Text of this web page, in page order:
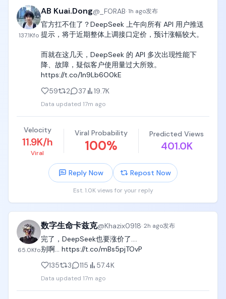
际价值。
3）组织整合
彩，强化统一指挥。之前DeepMind还是独立性更强，
调整后劈柴能更直接的把控，跟谷歌业务融合的可能
也更好。
再面临激烈的竞争下，大公司天然倾向首先调整组织
架构。“事为先、但人为重”好的组织架构能迸发强大能
量。
这也标志着谷歌AI组织从“研究驱动+整合”向“战略AGI
导向+强产品执行”的再平衡。
本条由@bitget_zh赞助，「Bitget 买美股：秒级入
场，丝滑交易 」
137.1Kfo
AB Kuai.Dong@ _FORAB·1h ago发布
官方扛不住了？DeepSeek 上午向所有 API 用户推送
提示，将于近期整体上调接口定价，预计涨幅较大。
而就在这几天，DeepSeek 的 API 多次出现性能下
降、故障，疑似客户使用量过大所致。
https://t.co/1n9Lb6O0kE
59
2 37 19.7K
Data updated 17m ago
Velocity
11.9K/h
Viral
Viral Probability
100%
Predicted Views
401.0K
Reply Now Repost Now
Est. 1.0K views for your reply
65.0Kfo
数字生命卡兹克@Khazix0918·2h ago发布
完了，DeepSeek也要涨价了....
别啊... https://t.co/mBs5pjTOvP
135
3 115 57.4K
Data updated 17m ago